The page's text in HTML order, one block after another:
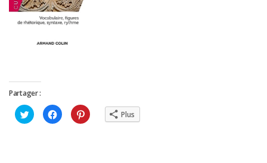
Partager :
Cliquez
pour
partager
Cliquez
pour
partager
Cliquez
pour Plus